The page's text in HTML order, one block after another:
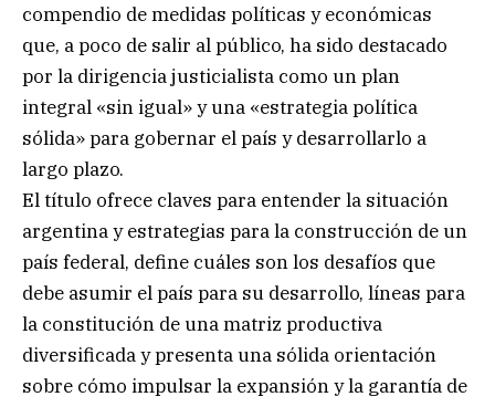
compendio de medidas políticas y económicas
que, a poco de salir al público, ha sido destacado
por la dirigencia justicialista como un plan
integral «sin igual» y una «estrategia política
sólida» para gobernar el país y desarrollarlo a
largo plazo.
El título ofrece claves para entender la situación
argentina y estrategias para la construcción de un
país federal, define cuáles son los desafíos que
debe asumir el país para su desarrollo, líneas para
la constitución de una matriz productiva
diversificada y presenta una sólida orientación
sobre cómo impulsar la expansión y la garantía de